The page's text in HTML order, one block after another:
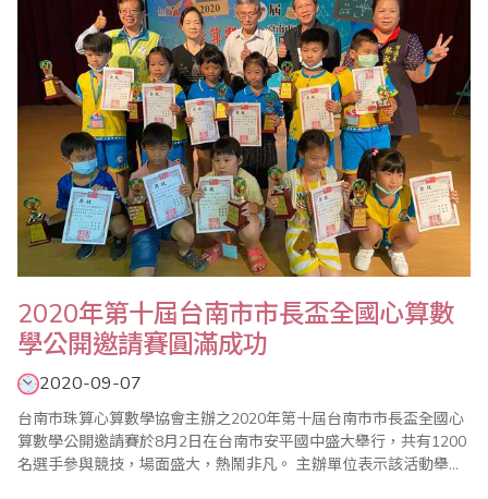
本及台灣教學技術為主的單手運珠來推動，有馬來西亞、新加..
2020年第十屆台南市市長盃全國心算數
學公開邀請賽圓滿成功
2020-09-07
台南市珠算心算數學協會主辦之2020年第十屆台南市市長盃全國心
算數學公開邀請賽於8月2日在台南市安平國中盛大舉行，共有1200
名選手參與競技，場面盛大，熱鬧非凡。 主辦單位表示該活動舉辦